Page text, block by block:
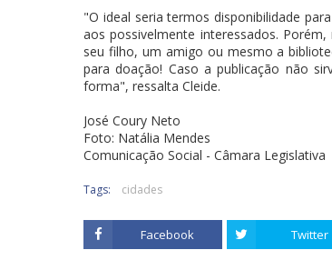
"O ideal seria termos disponibilidade
aos possivelmente interessados.
seu filho, um amigo ou mesmo a
para doação! Caso a publicação não
forma", ressalta Cleide.
José Coury Neto
Foto: Natália Mendes
Comunicação Social - Câmara Legislativa
Tags: cidades
Facebook Twitter